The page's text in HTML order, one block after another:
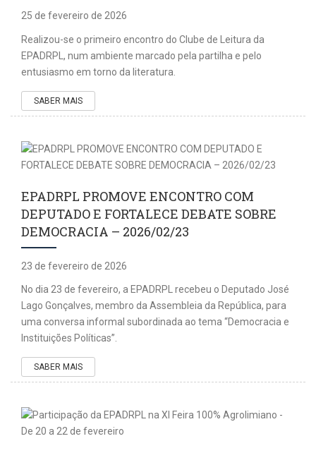
25 de fevereiro de 2026
Realizou-se o primeiro encontro do Clube de Leitura da
EPADRPL, num ambiente marcado pela partilha e pelo
entusiasmo em torno da literatura.
SABER MAIS
EPADRPL PROMOVE ENCONTRO COM
DEPUTADO E FORTALECE DEBATE SOBRE
DEMOCRACIA – 2026/02/23
23 de fevereiro de 2026
No dia 23 de fevereiro, a EPADRPL recebeu o Deputado José
Lago Gonçalves, membro da Assembleia da República, para
uma conversa informal subordinada ao tema “Democracia e
Instituições Políticas”.
SABER MAIS